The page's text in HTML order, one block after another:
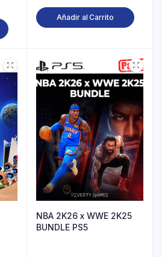
Añadir al Carrito
NBA 2K26 x WWE 2K25
BUNDLE PS5